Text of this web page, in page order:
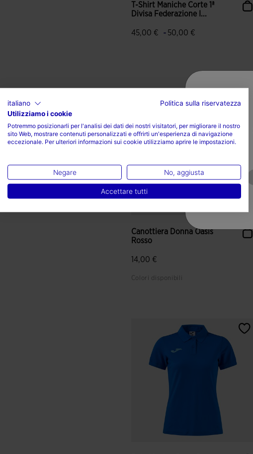
T-Shirt Maniche Corte 1ª
Divisa Federazione I...
45,00 € - 50,00 €
4,9 su 5 valutazione dei clienti
Canottiera Donna Oasis
Rosso
14,00 €
Colori disponibili
italiano
Politica sulla riservatezza
Utilizziamo i cookie
Potremmo posizionarli per l'analisi dei dati dei nostri visitatori, per migliorare il nostro
sito Web, mostrare contenuti personalizzati e offrirti un'esperienza di navigazione
eccezionale. Per ulteriori informazioni sui cookie utilizziamo aprire le impostazioni.
Negare No, aggiusta
Accettare tutti